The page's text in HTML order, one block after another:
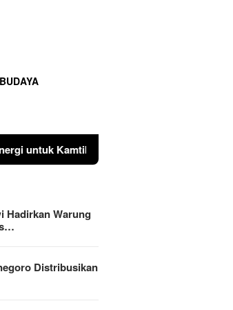
Polres Bojonegoro Distribusikan
Hadirkan Warung
Distribusikan